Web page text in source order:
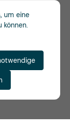
um eine
können.